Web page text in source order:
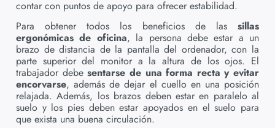
contar con puntos de apoyo para ofrecer estabilidad.
Para obtener todos los beneficios de las sillas
ergonómicas de oficina, la persona debe estar a un
brazo de distancia de la pantalla del ordenador, con la
parte superior del monitor a la altura de los ojos. El
trabajador debesentarse de una forma recta y evitar
encorvarse, además de dejar el cuello en una posición
relajada. Además, los brazos deben estar en paralelo al
suelo y los pies deben estar apoyados en el suelo para
que exista una buena circulación.